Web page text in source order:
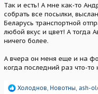
Так и есть! А мне как-то
собрать все посылки,
Беларусь транспортной
любой вкус и цвет! А тогда
ничего более.
А вчера он меня еще и на
когда последний раз что-
Р
Холоднов Новотны ash-